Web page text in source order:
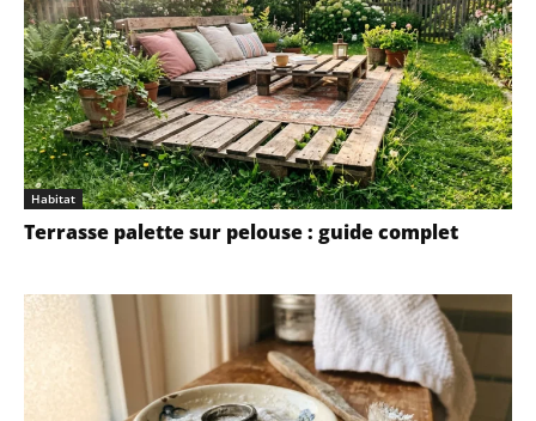
Habitat
Terrasse palette sur pelouse : guide complet